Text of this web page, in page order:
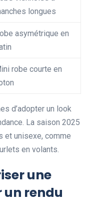
longues
asymétrique en
robe courte en
d’adopter un look
La saison 2025
et unisexe, comme
en volants.
une
un rendu